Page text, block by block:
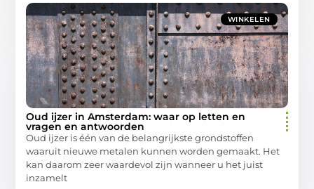
WINKELEN
Oud ijzer in Amsterdam: waar op letten en
vragen en antwoorden
Oud ijzer is één van de belangrijkste grondstoffen
waaruit nieuwe metalen kunnen worden gemaakt. Het
kan daarom zeer waardevol zijn wanneer u het juist
inzamelt